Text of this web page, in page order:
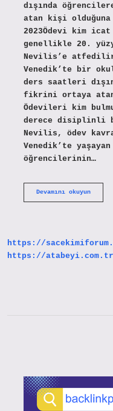
dışında
atan kişi olduğuna
2023Ödevi kim
genellikle 20.
Nevilis’e
Venedik’te bir
ders saatleri
fikrini ortaya
Ödevileri kim
derece disiplinli
Nevilis, ödev
Venedik’te
öğrencilerinin…
Devamını okuyunÖdevi
https://
https://atabeyi.com.tr